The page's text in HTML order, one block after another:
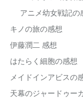
アニメ幼女戦記の
キノの旅の感想
伊藤潤二 感想
はたらく細胞の感想
メイドインアビスの
天幕のジャードゥー